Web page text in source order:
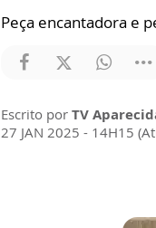
Peça encantadora e
Escrito por TV
27 JAN 2025 - 14H15